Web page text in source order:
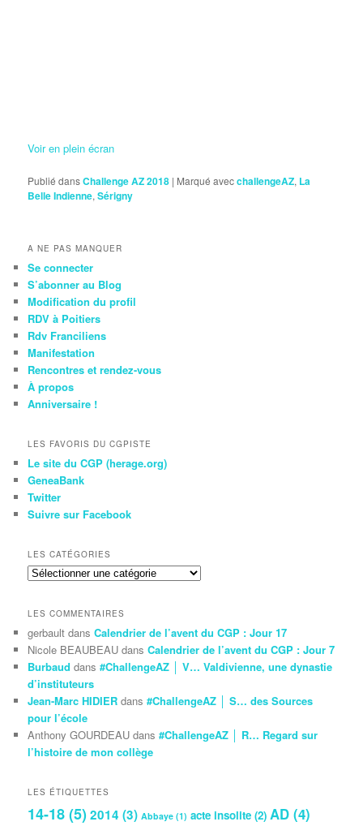
Voir en plein écran
Publié dansChallenge AZ 2018 | Marqué avecchallengeAZ, La
Belle Indienne,Sérigny
A NE PAS MANQUER
Se connecter
S’abonner au Blog
Modification du profil
RDV à Poitiers
Rdv Franciliens
Manifestation
Rencontres et rendez-vous
À propos
Anniversaire !
LES FAVORIS DU CGPISTE
Le site du CGP (herage.org)
GeneaBank
Twitter
Suivre sur Facebook
LES CATÉGORIES
Les
LES COMMENTAIRES
gerbault dansCalendrier de l’avent du CGP : Jour 17
Nicole BEAUBEAU dansCalendrier de l’avent du CGP : Jour 7
Burbaud dans#ChallengeAZ │ V… Valdivienne, une dynastie
d’instituteurs
Jean-Marc HIDIER dans#ChallengeAZ │ S… des Sources
pour l’école
Anthony GOURDEAU dans#ChallengeAZ │ R… Regard sur
l’histoire de mon collège
LES ÉTIQUETTES
14-18(5)2014 (3) Abbaye (1) acte insolite (2) AD (4)